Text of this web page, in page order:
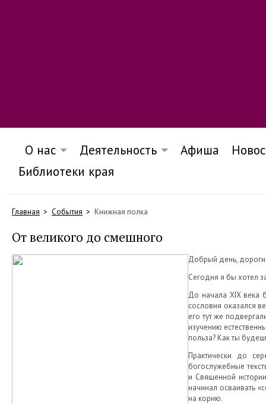
О нас Деятельность Афиша
Библиотеки края
Главная События Книжная полка
От великого до смешного
Добрый день,
Сегодня я бы хотел
До начала XIX века
сословия оказался
его тут же
изучению
польза? Как ты
Практически до
богослужебные
и Священной
начинал осваивать
на корню.